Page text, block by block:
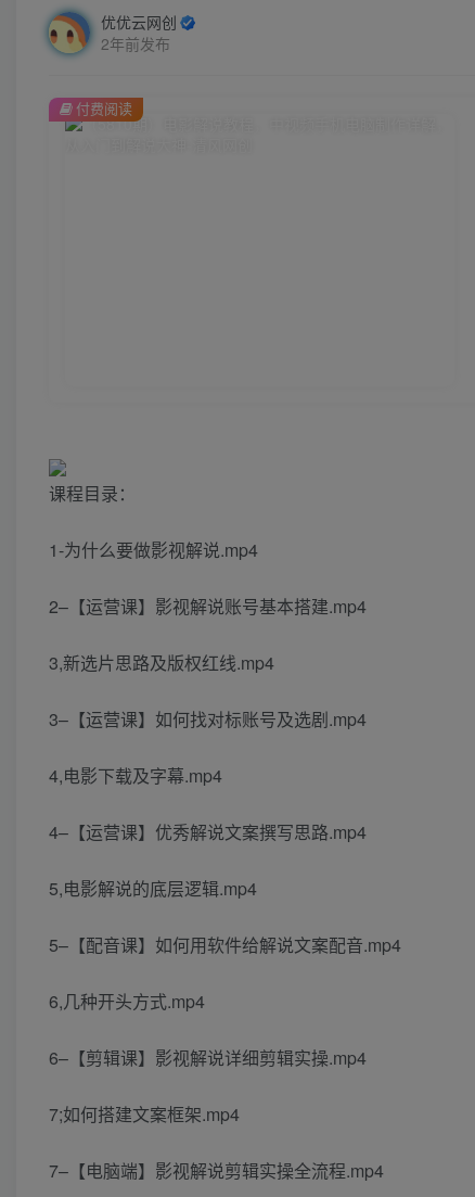
优优云网创
2年前发布
付费阅读
课程目录：
1-为什么要做影视解说.mp4
2–【运营课】影视解说账号基本搭建.mp4
3,新选片思路及版权红线.mp4
3–【运营课】如何找对标账号及选剧.mp4
4,电影下载及字幕.mp4
4–【运营课】优秀解说文案撰写思路.mp4
5,电影解说的底层逻辑.mp4
5–【配音课】如何用软件给解说文案配音.mp4
6,几种开头方式.mp4
6–【剪辑课】影视解说详细剪辑实操.mp4
7;如何搭建文案框架.mp4
7–【电脑端】影视解说剪辑实操全流程.mp4